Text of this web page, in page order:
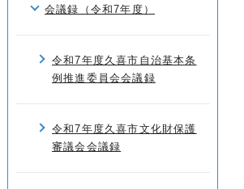
会議録（令和7年度）
令和7年度久喜市自治基本条
例推進委員会会議録
令和7年度久喜市文化財保護
審議会会議録